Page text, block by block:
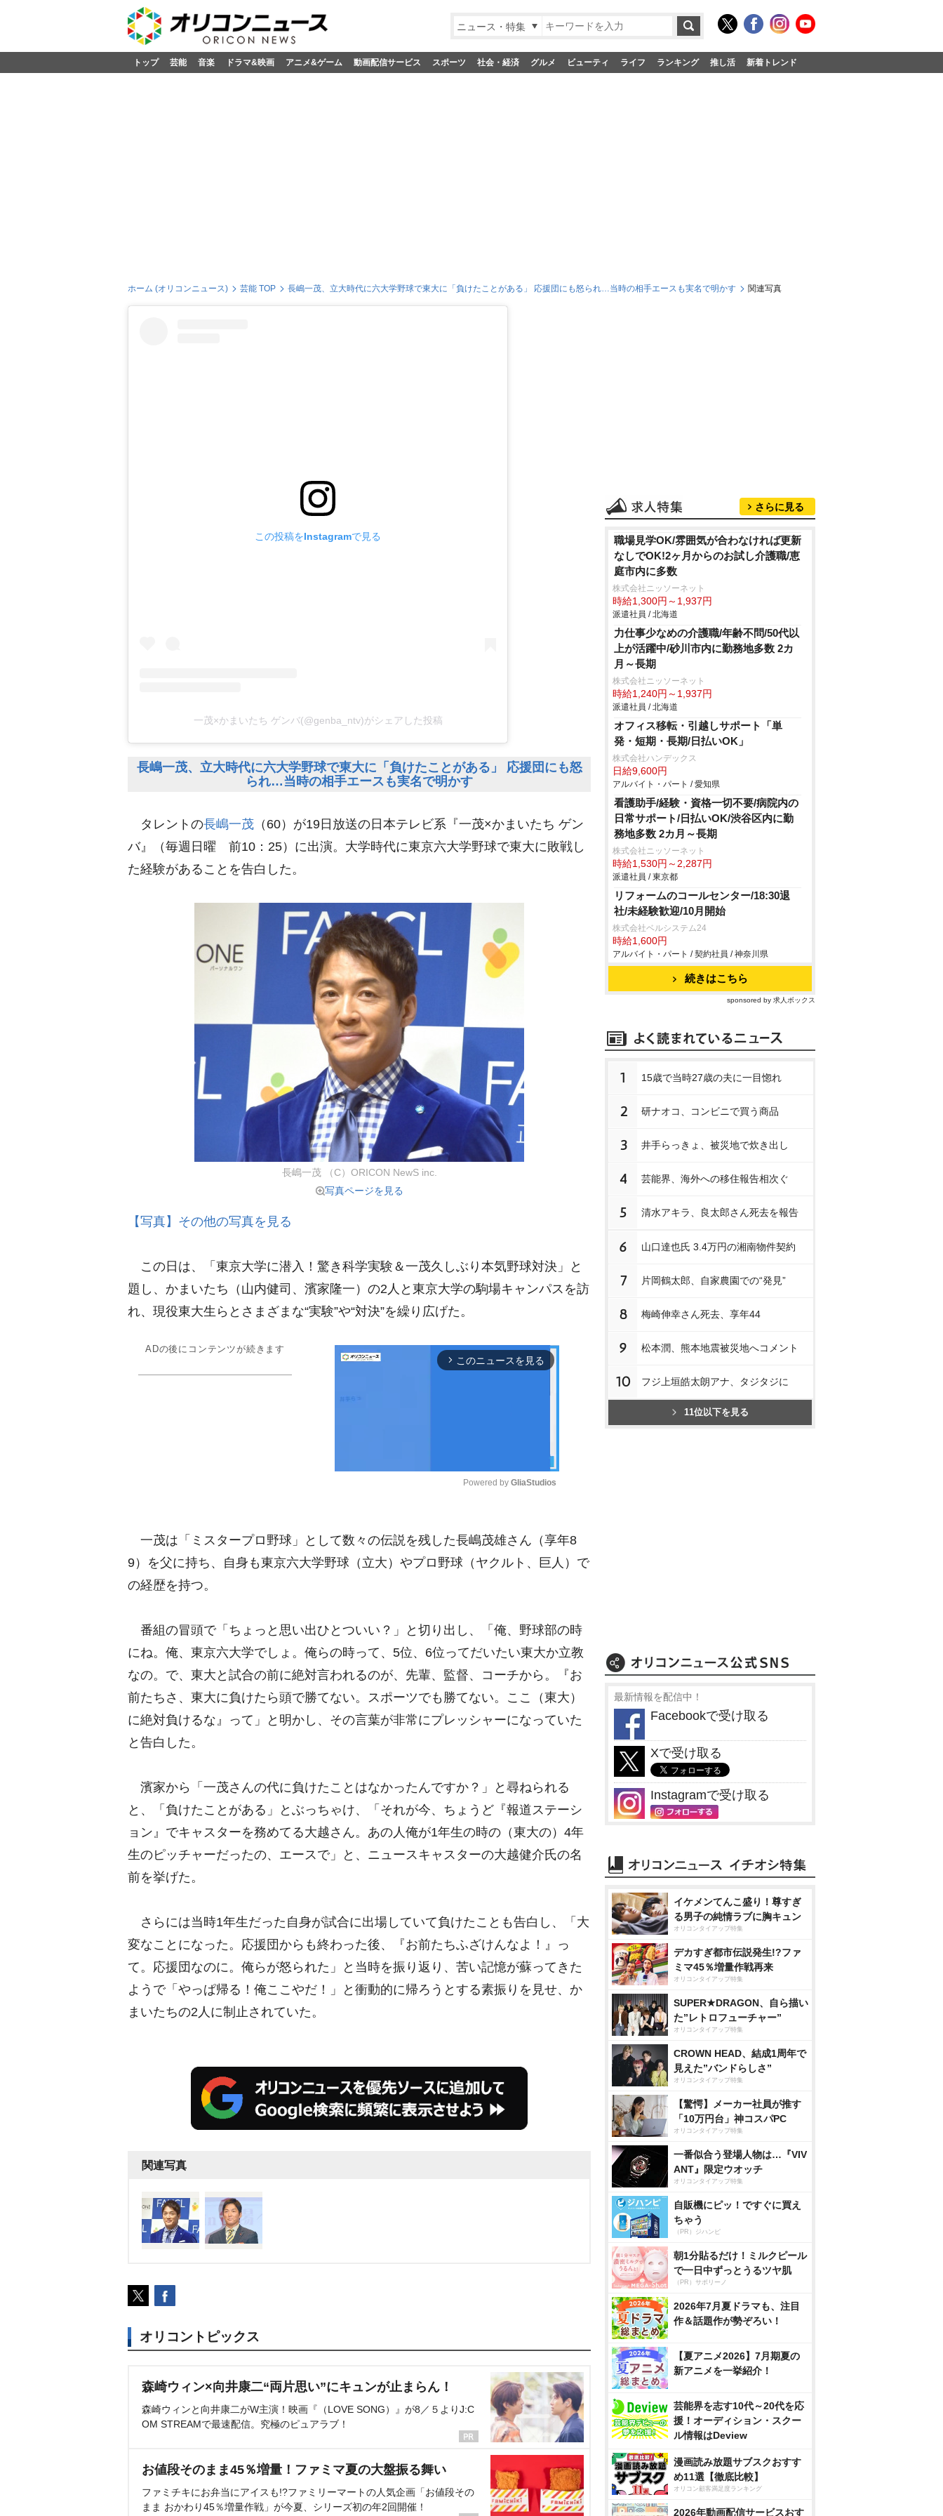
ニュース・特集
トップ 芸能 音楽 ドラマ&映画 アニメ&ゲーム 動画配信サービス スポーツ 社会・経済 グルメ ビューティ ライフ ランキング 推し活 新着トレンド
ホーム (オリコンニュース) 芸能 TOP 長嶋一茂、立大時代に六大学野球で東大に「負けたことがある」 応援団にも怒られ…当時の相手エースも実名で明かす 関連写真
この投稿をInstagramで見る
一茂×かまいたち ゲンバ(@genba_ntv)がシェアした投稿
長嶋一茂、立大時代に六大学野球で東大に「負けたことがある」 応援団にも怒
られ…当時の相手エースも実名で明かす
タレントの長嶋一茂 （60）が19日放送の日本テレビ系『一茂×かまいたち ゲン
バ』（毎週日曜 前10：25）に出演。大学時代に東京六大学野球で東大に敗戦し
た経験があることを告白した。
長嶋一茂 （C）ORICON NewS inc.
写真ページを見る
【写真】その他の写真を見る
この日は、「東京大学に潜入！驚き科学実験＆一茂久しぶり本気野球対決」と
題し、かまいたち（山内健司、濱家隆一）の2人と東京大学の駒場キャンパスを訪
れ、現役東大生らとさまざまな“実験”や“対決”を繰り広げた。
ADの後にコンテンツが続きます
arrow_forward_ios このニュースを見る
u
t
Powered by GliaStudios
一茂は「ミスタープロ野球」として数々の伝説を残した長嶋茂雄さん（享年8
9）を父に持ち、自身も東京六大学野球（立大）やプロ野球（ヤクルト、巨人）で
の経歴を持つ。
番組の冒頭で「ちょっと思い出ひとついい？」と切り出し、「俺、野球部の時
にね。俺、東京六大学でしょ。俺らの時って、5位、6位ってだいたい東大か立教
なの。で、東大と試合の前に絶対言われるのが、先輩、監督、コーチから。『お
前たちさ、東大に負けたら頭で勝てない。スポーツでも勝てない。ここ（東大）
に絶対負けるな』って」と明かし、その言葉が非常にプレッシャーになっていた
と告白した。
濱家から「一茂さんの代に負けたことはなかったんですか？」と尋ねられる
と、「負けたことがある」とぶっちゃけ、「それが今、ちょうど『報道ステーシ
ョン』でキャスターを務めてる大越さん。あの人俺が1年生の時の（東大の）4年
生のピッチャーだったの、エースで」と、ニュースキャスターの大越健介氏の名
前を挙げた。
さらには当時1年生だった自身が試合に出場していて負けたことも告白し、「大
変なことになった。応援団からも終わった後、『お前たちふざけんなよ！』っ
て。応援団なのに。俺らが怒られた」と当時を振り返り、苦い記憶が蘇ってきた
ようで「やっぱ帰る！俺ここやだ！」と衝動的に帰ろうとする素振りを見せ、か
まいたちの2人に制止されていた。
関連写真
オリコントピックス
森崎ウィン×向井康二“両片思い”にキュンが止まらん！
森崎ウィンと向井康二がW主演！映画『（LOVE SONG）』が8／５よりJ:C
OM STREAMで最速配信。究極のピュアラブ！
お値段そのまま45％増量！ファミマ夏の大盤振る舞い
ファミチキにお弁当にアイスも!?ファミリーマートの人気企画「お値段その
まま おかわり45％増量作戦」が今夏、シリーズ初の年2回開催！
さらに見る
職場見学OK/雰囲気が合わなければ更新
なしでOK!2ヶ月からのお試し介護職/恵
庭市内に多数
株式会社ニッソーネット
時給1,300円～1,937円
派遣社員 / 北海道
力仕事少なめの介護職/年齢不問/50代以
上が活躍中/砂川市内に勤務地多数 2カ
月～長期
株式会社ニッソーネット
時給1,240円～1,937円
派遣社員 / 北海道
オフィス移転・引越しサポート「単
発・短期・長期/日払いOK」
株式会社ハンデックス
日給9,600円
アルバイト・パート / 愛知県
看護助手/経験・資格一切不要/病院内の
日常サポート/日払いOK/渋谷区内に勤
務地多数 2カ月～長期
株式会社ニッソーネット
時給1,530円～2,287円
派遣社員 / 東京都
リフォームのコールセンター/18:30退
社/未経験歓迎/10月開始
株式会社ベルシステム24
時給1,600円
アルバイト・パート / 契約社員 / 神奈川県
続きはこちら
sponsored by 求人ボックス
1 15歳で当時27歳の夫に一目惚れ
2 研ナオコ、コンビニで買う商品
3 井手らっきょ、被災地で炊き出し
4 芸能界、海外への移住報告相次ぐ
5 清水アキラ、良太郎さん死去を報告
6 山口達也氏 3.4万円の湘南物件契約
7 片岡鶴太郎、自家農園での“発見”
8 梅崎伸幸さん死去、享年44
9 松本潤、熊本地震被災地へコメント
10 フジ上垣皓太朗アナ、タジタジに
11位以下を見る
最新情報を配信中！
Facebookで受け取る
Xで受け取る
Instagramで受け取る
イケメンてんこ盛り！尊すぎ
る男子の純情ラブに胸キュン
オリコンタイアップ特集
デカすぎ都市伝説発生!?ファ
ミマ45％増量作戦再来
オリコンタイアップ特集
SUPER★DRAGON、自ら描い
た”レトロフューチャー”
オリコンタイアップ特集
CROWN HEAD、結成1周年で
見えた”バンドらしさ”
オリコンタイアップ特集
【驚愕】メーカー社員が推す
「10万円台」神コスパPC
オリコンタイアップ特集
一番似合う登場人物は…『VIV
ANT』限定ウオッチ
オリコンタイアップ特集
自販機にピッ！ですぐに買え
ちゃう
（PR）ジハンピ
朝1分貼るだけ！ミルクピール
で一日中ずっとうるツヤ肌
（PR）サボリーノ
2026年7月夏ドラマも、注目
作＆話題作が勢ぞろい！
【夏アニメ2026】7月期夏の
新アニメを一挙紹介！
芸能界を志す10代～20代を応
援！オーディション・スクー
ル情報はDeview
漫画読み放題サブスクおすす
め11選【徹底比較】
オリコン顧客満足度ランキング
2026年動画配信サービスおす